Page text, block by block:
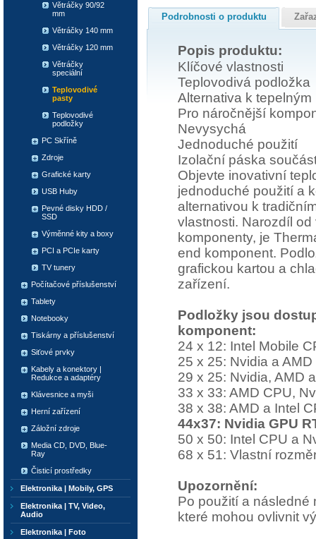
Podrobnosti o produktu
Popis produktu:
Klíčové vlastnosti
Teplovodivá podložka
Alternativa k tepelným
Pro náročnější
Nevysychá
Jednoduché použití
Izolační páska
Objevte inovativní
jednoduché použití a
alternativou k
vlastnosti. Narozdíl
komponenty, je
end komponent.
grafickou kartou a
zařízení.
Podložky jsou
komponent:
24 x 12: Intel Mobile
25 x 25: Nvidia a
29 x 25: Nvidia, AMD
33 x 33: AMD CPU,
38 x 38: AMD a Intel
44x37: Nvidia GPU
50 x 50: Intel CPU a
68 x 51: Vlastní
Upozornění:
Po použití a následné
které mohou ovlivnit
Větráčky 90/92
mm
Větráčky 140 mm
Větráčky 120 mm
Větráčky
speciální
Teplovodivé
pasty
Teplovodivé
podložky
PC Skříně
Zdroje
Grafické karty
USB Huby
Pevné disky HDD /
SSD
Výměnné kity a boxy
PCI a PCIe karty
TV tunery
Počítačové příslušenství
Tablety
Notebooky
Tiskárny a příslušenství
Siťové prvky
Kabely a konektory |
Redukce a adaptéry
Klávesnice a myši
Herní zařízení
Záložní zdroje
Media CD, DVD, Blue-
Ray
Čisticí prostředky
Elektronika | Mobily, GPS
Elektronika | TV, Video,
Audio
Elektronika | Foto